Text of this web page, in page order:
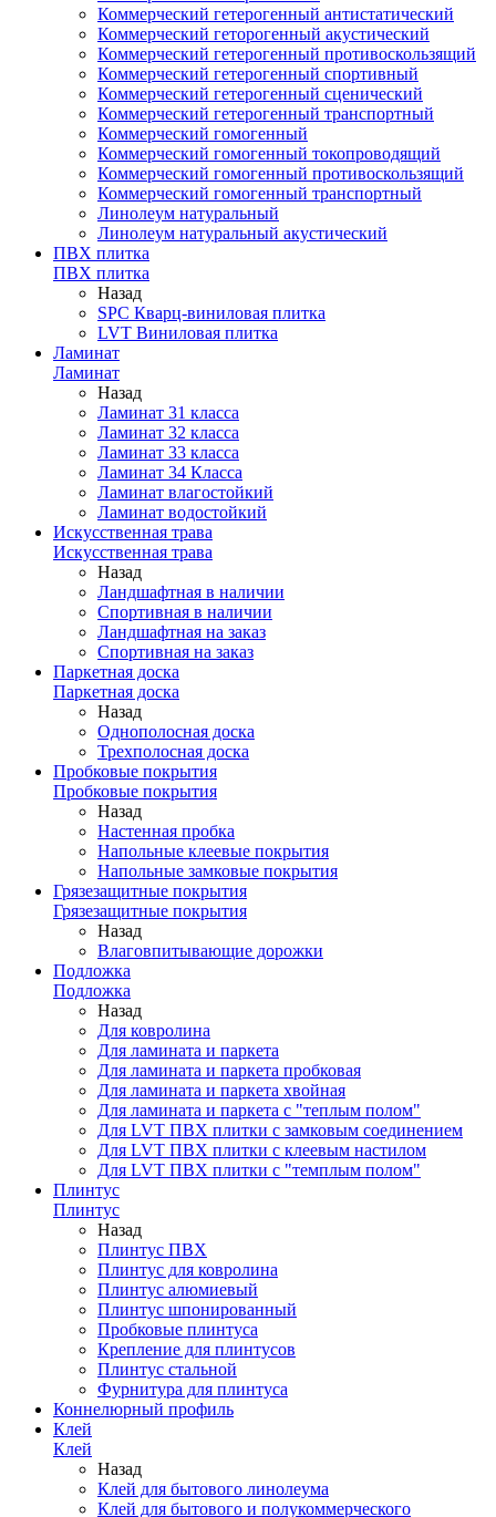
Коммерческий гетерогенный антистатический
Коммерческий геторогенный акустический
Коммерческий гетерогенный противоскользящий
Коммерческий гетерогенный спортивный
Коммерческий гетерогенный сценический
Коммерческий гетерогенный транспортный
Коммерческий гомогенный
Коммерческий гомогенный токопроводящий
Коммерческий гомогенный противоскользящий
Коммерческий гомогенный транспортный
Линолеум натуральный
Линолеум натуральный акустический
ПВХ плитка
ПВХ плитка
Назад
SPC Кварц-виниловая плитка
LVT Виниловая плитка
Ламинат
Ламинат
Назад
Ламинат 31 класса
Ламинат 32 класса
Ламинат 33 класса
Ламинат 34 Класса
Ламинат влагостойкий
Ламинат водостойкий
Искусственная трава
Искусственная трава
Назад
Ландшафтная в наличии
Спортивная в наличии
Ландшафтная на заказ
Спортивная на заказ
Паркетная доска
Паркетная доска
Назад
Однополосная доска
Трехполосная доска
Пробковые покрытия
Пробковые покрытия
Назад
Настенная пробка
Напольные клеевые покрытия
Напольные замковые покрытия
Грязезащитные покрытия
Грязезащитные покрытия
Назад
Влаговпитывающие дорожки
Подложка
Подложка
Назад
Для ковролина
Для ламината и паркета
Для ламината и паркета пробковая
Для ламината и паркета хвойная
Для ламината и паркета с "теплым полом"
Для LVT ПВХ плитки с замковым соединением
Для LVT ПВХ плитки с клеевым настилом
Для LVT ПВХ плитки с "темплым полом"
Плинтус
Плинтус
Назад
Плинтус ПВХ
Плинтус для ковролина
Плинтус алюмиевый
Плинтус шпонированный
Пробковые плинтуса
Крепление для плинтусов
Плинтус стальной
Фурнитура для плинтуса
Коннелюрный профиль
Клей
Клей
Назад
Клей для бытового линолеума
Клей для бытового и полукоммерческого